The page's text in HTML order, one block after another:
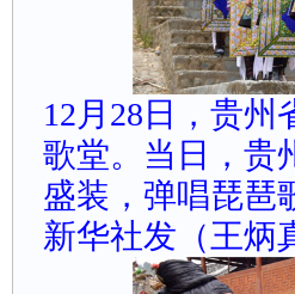
12月28日，贵
歌堂。 当日，贵
盛装，弹唱琵琶
新华社发（王炳